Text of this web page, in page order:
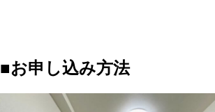
■お申し込み方法